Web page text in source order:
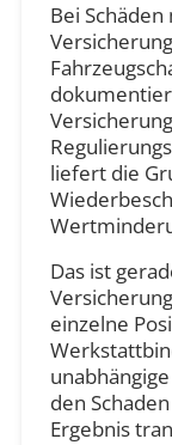
Bei
liefert die
Das ist
einzelne
unabhängige
den
Ergebnis